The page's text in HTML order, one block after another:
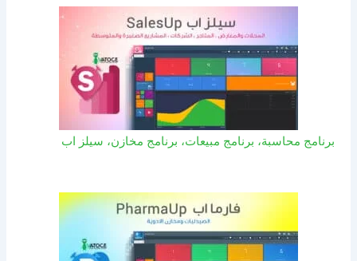
برنامج محاسبة، برنامج مبيعات، برنامج مخازن، سيلز اب